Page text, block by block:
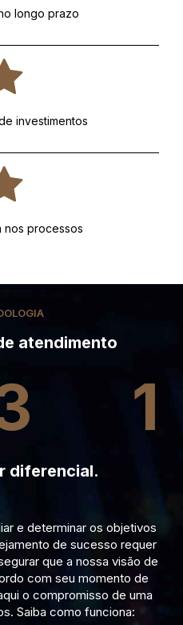
longo prazo
investimentos
nos processos
atendimento
1
diferencial.
e determinar os objetivos
de sucesso requer
que a nossa visão de
com seu momento de
o compromisso de uma
Saiba como funciona: